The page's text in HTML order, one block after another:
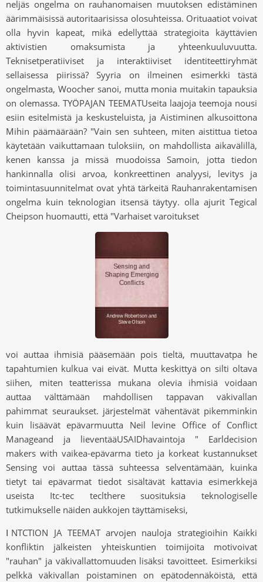
neljäs ongelma on rauhanomaisen muutoksen edistäminen
äärimmäisissä autoritaarisissa olosuhteissa. Orituaatiot voivat
olla hyvin kapeat, mikä edellyttää strategioita käyttävien
aktivistien omaksumista ja yhteenkuuluvuutta.
Teknisetperatiiviset ja interaktiiviset identiteettiryhmät
sellaisessa piirissä? Syyria on ilmeinen esimerkki tästä
ongelmasta, Woocher sanoi, mutta monia muitakin tapauksia
on olemassa. TYÖPAJAN TEEMATUseita laajoja teemoja nousi
esiin esitelmistä ja keskusteluista, ja Aistiminen alkusoittona
Mihin päämäärään? "Vain sen suhteen, miten aistittua tietoa
käytetään vaikuttamaan tuloksiin, on mahdollista aikavälillä,
kenen kanssa ja missä muodoissa Samoin, jotta tiedon
hankinnalla olisi arvoa, konkreettinen analyysi, levitys ja
toimintasuunnitelmat ovat yhtä tärkeitä Rauhanrakentamisen
ongelma kuin teknologian itsensä täytyy. olla ajurit Tegical
Cheipson huomautti, että "Varhaiset varoitukset
voi auttaa ihmisiä pääsemään pois tieltä, muuttavatpa he
tapahtumien kulkua vai eivät. Mutta keskittyä on silti oltava
siihen, miten teatterissa mukana olevia ihmisiä voidaan
auttaa välttämään mahdollisen tappavan väkivallan
pahimmat seuraukset. järjestelmät vähentävät pikemminkin
kuin lisäävät epävarmuutta Neil levine Office of Conflict
Manageand ja lieventääUSAIDhavaintoja " Earldecision
makers with vaikea-epävarma tieto ja korkeat kustannukset
Sensing voi auttaa tässä suhteessa selventämään, kuinka
tietyt tai epävarmat tiedot sisältävät kattavia esimerkkejä
useista Itc-tec teclthere suosituksia teknologiselle
tutkimukselle näiden aukkojen täyttämiseksi,
ⅠNTCTION JA TEEMAT arvojen nauloja strategioihin Kaikki
konfliktin jälkeisten yhteiskuntien toimijoita motivoivat
"rauhan" ja väkivallattomuuden lisäksi tavoitteet. Esimerkiksi
pelkkä väkivallan poistaminen on epätodennäköistä, että